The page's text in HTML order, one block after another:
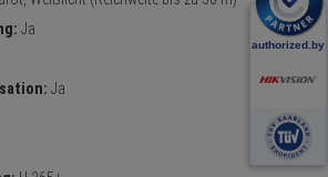
Ja
Ja